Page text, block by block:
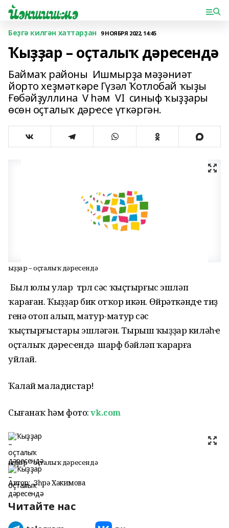
Беҙгә килгән хаттарҙан 9 НОЯБРЯ 2022, 14:45
Ҡыҙҙар – оҫталыҡ дәресендә
Баймаҡ районы Ишмырҙа мәҙәниәт
йорто хеҙмәткәре Гүзәл Ҡотлобай ҡыҙы
Ғөбәйҙуллина V һәм VI синыф ҡыҙҙары
өсөн оҫталыҡ дәрҽсҽ үткәргән.
Ҡыҙҙар – оҫталыҡ дәресендә
Был юлы улар төрлө сәс ҡыҫтырғыс эшләп
ҡараған. Ҡыҙҙар бик отҡор икән. Өйрәткәндҽ тиҙ
генә отоп алып, матур-матур сәс
ҡыҫтырғыстары эшләгән. Тырыш ҡыҙҙар киләһҽ
оҫталыҡ дәрҽсҽндә шарф бәйләп ҡарарға
уйлай.
Ҡалай маладистар!
Сығанаҡ һәм фото: vk.com
Ҡыҙҙар – оҫталыҡ дәресендә
Автор: Зөһрә Хәкимова
Читайте нас